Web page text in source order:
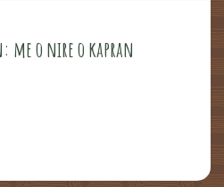
me o nire o kapran